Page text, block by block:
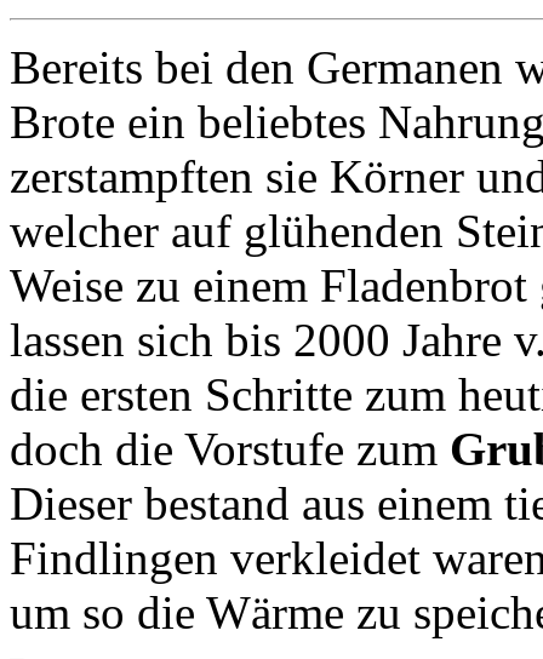
Bereits bei den Germanen
Brote ein beliebtes
zerstampften sie Körner
welcher auf glühenden
Weise zu einem
lassen sich bis 2000 Jahre
die ersten Schritte zum
doch die Vorstufe zum
Dieser bestand aus einem
Findlingen verkleidet
um so die Wärme zu